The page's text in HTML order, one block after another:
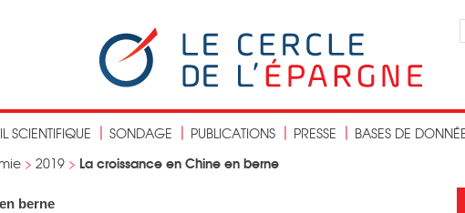
SCIENTIFIQUE SONDAGE PUBLICATIONS PRESSE
BASES DE
> 2019 > La croissance en Chine en berne
berne